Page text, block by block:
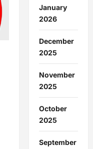
January
2026
December
2025
November
2025
October
2025
September